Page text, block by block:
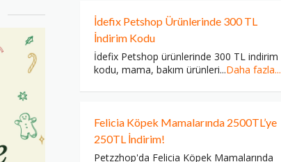
İdefix Petshop Ürünlerinde 300 TL
İndirim Kodu
İdefix Petshop ürünlerinde 300 TL indirim
kodu, mama, bakım ürünleri...Daha fazla...
Felicia Köpek Mamalarında 2500TL’ye
250TL İndirim!
Petzzhop'da Felicia Köpek Mamalarında